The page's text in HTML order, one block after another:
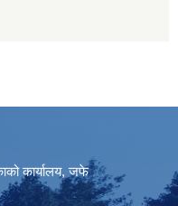
कार्यालय, जफे